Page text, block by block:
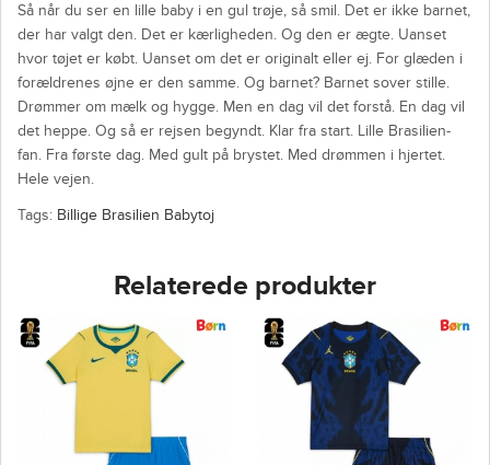
Så når du ser en lille baby i en gul trøje, så smil. Det er ikke barnet,
der har valgt den. Det er kærligheden. Og den er ægte. Uanset
hvor tøjet er købt. Uanset om det er originalt eller ej. For glæden i
forældrenes øjne er den samme. Og barnet? Barnet sover stille.
Drømmer om mælk og hygge. Men en dag vil det forstå. En dag vil
det heppe. Og så er rejsen begyndt. Klar fra start. Lille Brasilien-
fan. Fra første dag. Med gult på brystet. Med drømmen i hjertet.
Hele vejen.
Tags: Billige Brasilien Babytoj
Relaterede produkter